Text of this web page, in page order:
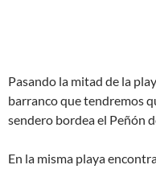
Pasando la mitad de la
barranco que tendremos
sendero bordea el Peñón
En la misma playa